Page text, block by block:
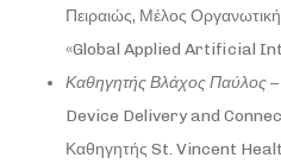
Πειραιώς, Μέλος
«Global Applied Artificial
Καθηγητής Βλάχος Παύλος
Device Delivery and
Καθηγητής St. Vincent